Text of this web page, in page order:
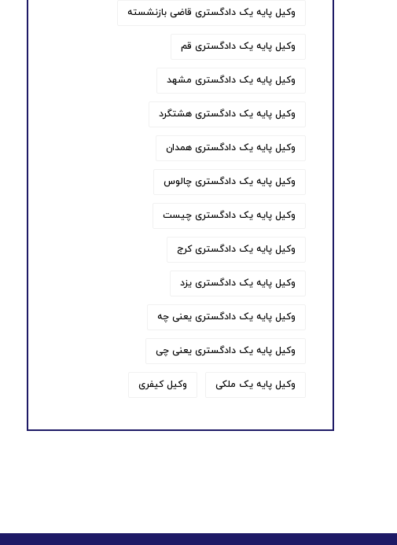
وکیل پایه یک دادگستری قاضی بازنشسته
وکیل پایه یک دادگستری قم
وکیل پایه یک دادگستری مشهد
وکیل پایه یک دادگستری هشتگرد
وکیل پایه یک دادگستری همدان
وکیل پایه یک دادگستری چالوس
وکیل پایه یک دادگستری چیست
وکیل پایه یک دادگستری کرج
وکیل پایه یک دادگستری یزد
وکیل پایه یک دادگستری یعنی چه
وکیل پایه یک دادگستری یعنی چی
وکیل پایه یک ملکی وکیل کیفری